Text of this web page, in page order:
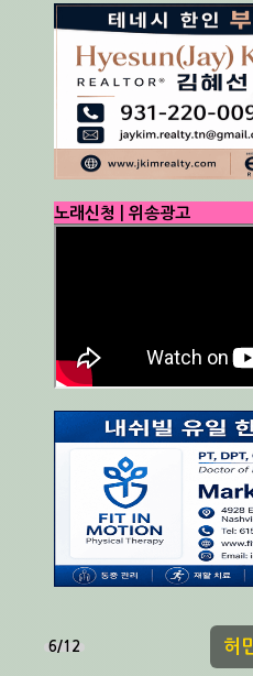
노래신청 | 위송광고
7/12